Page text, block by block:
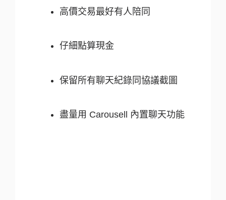
高價交易最好有人陪同
仔細點算現金
保留所有聊天紀錄同協議截圖
盡量用 Carousell 內置聊天功能